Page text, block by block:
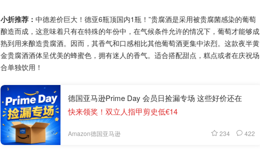
小折推荐： 中德差价巨大！德亚6瓶顶国内1瓶！”贵腐酒是采用被贵腐菌感染的葡萄
酿造而成，这意味着只有在特殊的年份中，在气候条件允许的情况下，葡萄才能够成
熟到用来酿造贵腐酒。因而，其香气和口感相比其他葡萄酒更集中浓烈。这款夜半黄
金贵腐酒酒体呈优美的蜂蜜色，拥有迷人的香气。适合搭配甜点，糕点或者在庆祝场
合单独饮用！
德国亚马逊Prime Day 会员日捡漏专场 这些好价还在
快来领奖！双立人指甲剪史低€14
Amazon德国亚马逊 234 422